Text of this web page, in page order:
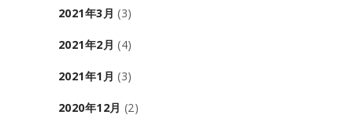
2021年3月 (3)
2021年2月 (4)
2021年1月 (3)
2020年12月 (2)